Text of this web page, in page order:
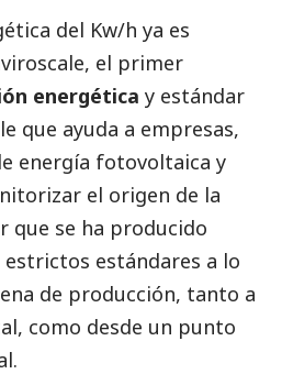
del Kw/h ya es
, el primer
energética y estándar
que ayuda a empresas,
energía fotovoltaica y
el origen de la
que se ha producido
estándares a lo
de producción, tanto a
como desde un punto
.